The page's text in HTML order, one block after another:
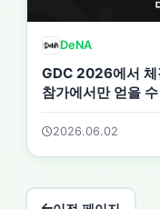
DeNA
GDC 2026에서 체
참가에서만 얻을
2026.06.02